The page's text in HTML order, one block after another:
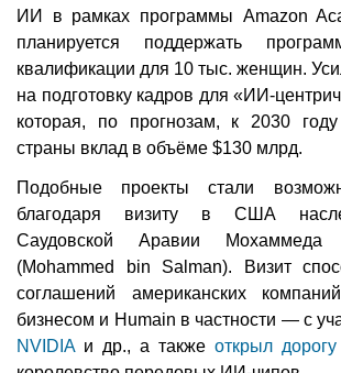
ИИ в рамках программы Amazon
планируется поддержать
квалификации для 10 тыс. женщин.
на подготовку кадров для «ИИ-
которая, по прогнозам, к 2030
страны вклад в объёме $130 млрд.
Подобные проекты стали
благодаря визиту в США
Саудовской Аравии
(Mohammed bin Salman). Визит
соглашений американских
бизнесом и Humain в частности — с
NVIDIAи др., а также открыл дорогу